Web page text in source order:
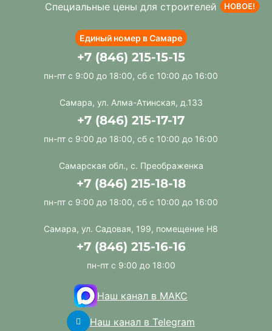
Специальные цены для строителей
НОВОЕ!
Единый номер в Самаре
+7 (846) 215-15-15
пн-пт с 9:00 до 18:00, сб с 10:00 до 16:00
Самара, ул. Алма-Атинская, д.133
+7 (846) 215-17-17
пн-пт с 9:00 до 18:00, сб с 10:00 до 16:00
Самарская обл., с. Преображенка
+7 (846) 215-18-18
пн-пт с 9:00 до 18:00, сб с 10:00 до 16:00
Самара, ул. Садовая, 199, помещение Н8
+7 (846) 215-16-16
пн-пт с 9:00 до 18:00
Наш канал в МАКС
Наш канал в Telegram